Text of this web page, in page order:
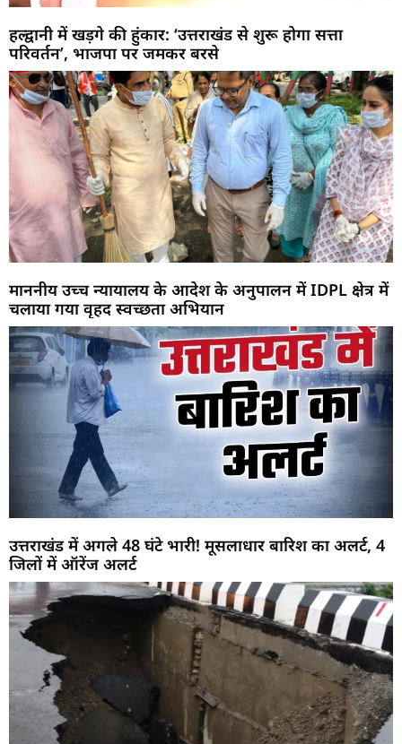
हल्द्वानी में खड़गे की हुंकार: ‘उत्तराखंड से शुरू होगा सत्ता
परिवर्तन’, भाजपा पर जमकर बरसे
माननीय उच्च न्यायालय के आदेश के अनुपालन में IDPL क्षेत्र में
चलाया गया वृहद स्वच्छता अभियान
उत्तराखंड में अगले 48 घंटे भारी! मूसलाधार बारिश का अलर्ट, 4
जिलों में ऑरेंज अलर्ट